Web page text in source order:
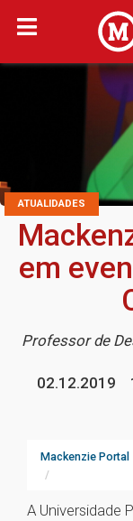
ATUALIDADES
em
Professor de
02.12.2019
Mackenzie Portal
A Universidade